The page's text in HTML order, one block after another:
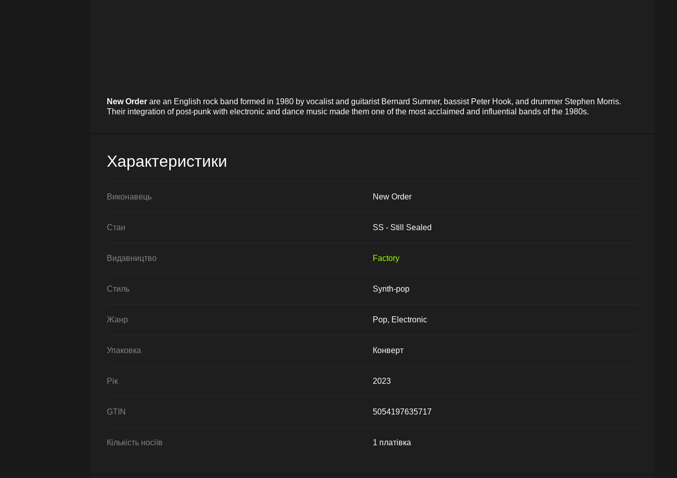
New Order are an English rock band formed in 1980 by vocalist and guitarist Bernard Sumner, bassist Peter Hook, and drummer Stephen Morris.
Their integration of post-punk with electronic and dance music made them one of the most acclaimed and influential bands of the 1980s.
Характеристики
Виконавець New Order
Стан SS - Still Sealed
Видавництво Factory
Стиль Synth-pop
Жанр Pop, Electronic
Упаковка Конверт
Рік 2023
GTIN 5054197635717
Кількість носіїв 1 платівка